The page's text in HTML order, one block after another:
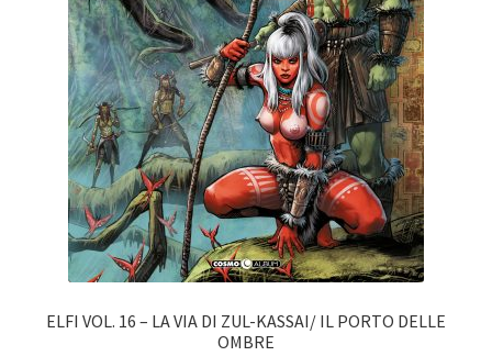
ELFI VOL. 16 – LA VIA DI ZUL-KASSAI/ IL PORTO DELLE
OMBRE